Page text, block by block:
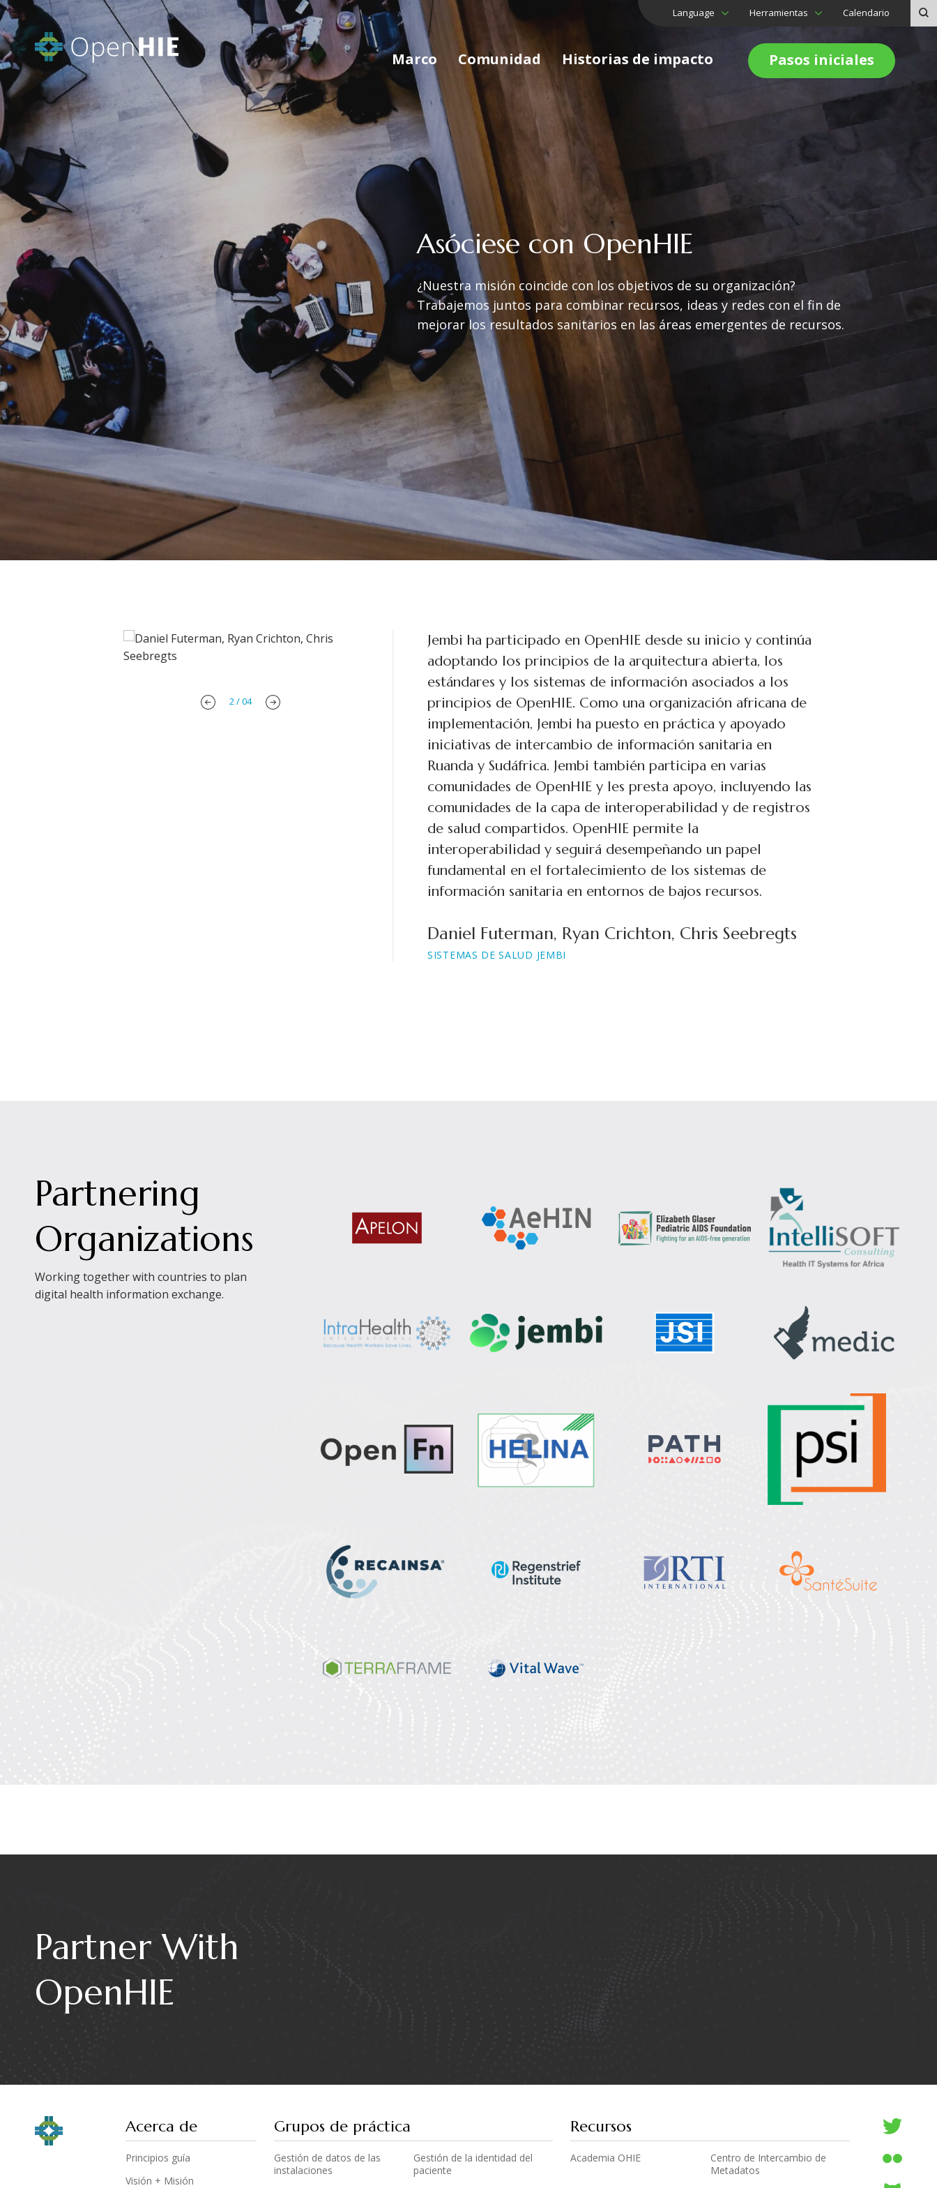
Language Herramientas Calendario
Marco Comunidad Historias de impacto Pasos iniciales
Asóciese con OpenHIE
¿Nuestra misión coincide con los objetivos de su organización?
Trabajemos juntos para combinar recursos, ideas y redes con el fin de
mejorar los resultados sanitarios en las áreas emergentes de recursos.
A medida que las economías emergentes de todo el mundo
empiezan a invertir en soluciones de salud digital, buscan
formas responsables de estructurar su integración por
adelantado. Decidimos invertir nuestro tiempo y energía en
la comunidad OpenHIE porque creemos en el poder de la
solidaridad sobre la caridad. Creemos que, trabajando junto
a estos entornos, podemos poner en marcha todos los
aspectos del proyecto y aprender formas más eficientes de
integrar la información sanitaria juntos. El Regenstrief
Institute tiene más de 50 años de historia en el
establecimiento, mantenimiento y desarrollo de estándares
y convenciones de sistemas de información sanitaria, y
estamos entusiasmados con la idea de compartir esas
crecimiento de organizaciones e individuos impulsados por
su misión.
Partnering
Organizations
Partner With